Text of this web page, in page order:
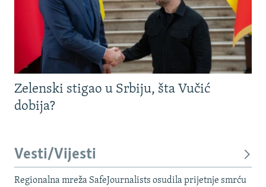
Zelenski stigao u Srbiju, šta Vučić
dobija?
Vesti/Vijesti
Regionalna mreža SafeJournalists osudila prijetnje smrću